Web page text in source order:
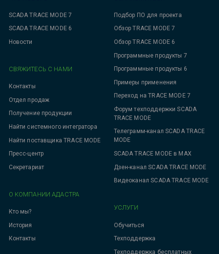
SCADA TRACE MODE 7
SCADA TRACE MODE 6
Новости
Подбор ПО для проекта
Обзор TRACE MODE 7
Обзор TRACE MODE 6
Программные продукты 7
Программные продукты 6
Примеры применения
Переход на TRACE MODE 7
Форум техподдержки SCADA
TRACE MODE
Телеграмм-канал SCADA TRACE
MODE
SCADA TRACE MODE в MAX
Дзен-канал SCADA TRACE MODE
Видеоканал SCADA TRACE MODE
УСЛУГИ
Обучиться
Техподдержка
Техподдержка бесплатных
СВЯЖИТЕСЬ С НАМИ
Контакты
Отдел продаж
Получение продукции
Найти системного интегратора
Найти поставщика TRACE MODE
Пресс-центр
Секретариат
О КОМПАНИИ АДАСТРА
Кто мы?
История
Контакты